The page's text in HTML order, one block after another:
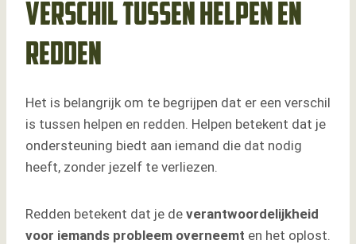
Verschil tussen helpen en
redden
Het is belangrijk om te begrijpen dat er een verschil
is tussen helpen en redden. Helpen betekent dat je
ondersteuning biedt aan iemand die dat nodig
heeft, zonder jezelf te verliezen.
Redden betekent dat je de verantwoordelijkheid
voor iemands probleem overneemt en het oplost.